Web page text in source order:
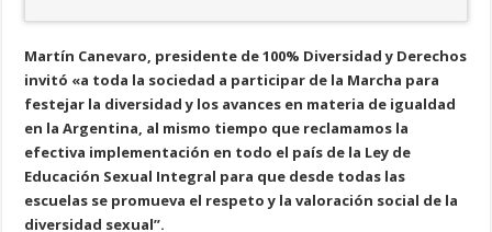
Martín Canevaro, presidente de 100% Diversidad y Derechos
invitó «a toda la sociedad a participar de la Marcha para
festejar la diversidad y los avances en materia de igualdad
en la Argentina, al mismo tiempo que reclamamos la
efectiva implementación en todo el país de la Ley de
Educación Sexual Integral para que desde todas las
escuelas se promueva el respeto y la valoración social de la
diversidad sexual”.